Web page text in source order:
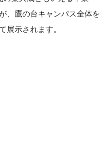
、鷹の台キャンパス全体を
展示されます。